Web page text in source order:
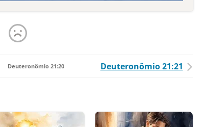
Deuteronômio 21:20 Deuteronômio 21:21